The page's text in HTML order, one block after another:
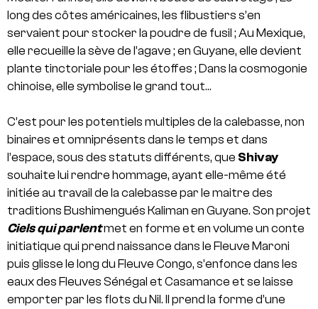
long des côtes américaines, les flibustiers s’en
servaient pour stocker la poudre de fusil ; Au Mexique,
elle recueille la sève de l’agave ; en Guyane, elle devient
plante tinctoriale pour les étoffes ; Dans la cosmogonie
chinoise, elle symbolise le grand tout…
C’est pour les potentiels multiples de la calebasse, non
binaires et omniprésents dans le temps et dans
l’espace, sous des statuts différents, que Shivay
souhaite lui rendre hommage, ayant elle-même été
initiée au travail de la calebasse par le maitre des
traditions Bushimengués Kaliman en Guyane. Son projet
Ciels qui parlentmet en forme et en volume un conte
initiatique qui prend naissance dans le Fleuve Maroni
puis glisse le long du Fleuve Congo, s’enfonce dans les
eaux des Fleuves Sénégal et Casamance et se laisse
emporter par les flots du Nil. Il prend la forme d’une